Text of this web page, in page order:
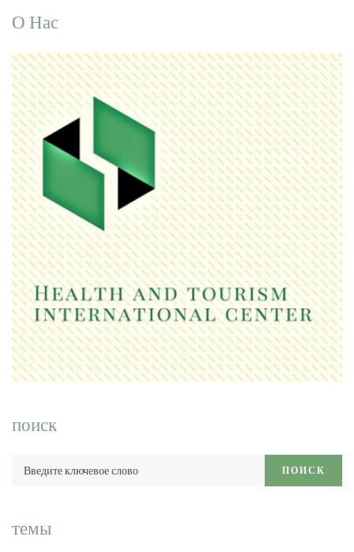
О Нас
поиск
Введите
ключевое
ПОИСК
темы